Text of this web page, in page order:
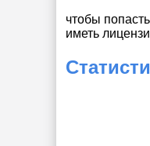
чтобы
иметь